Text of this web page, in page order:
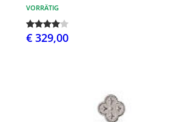
VORRÄTIG
€ 329,00